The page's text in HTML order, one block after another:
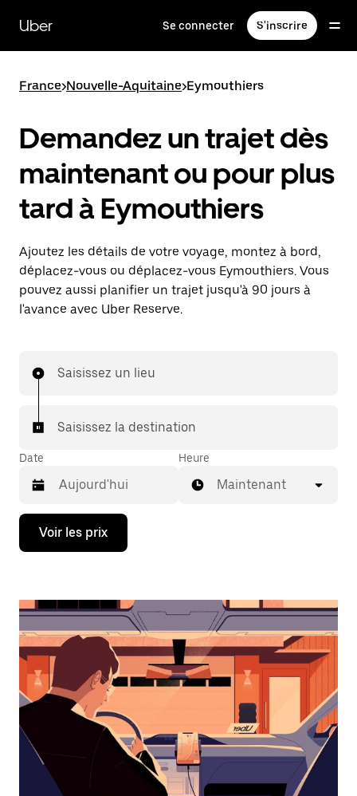
contenu
principal
Uber Se connecter S'inscrire
France>Nouvelle-Aquitaine>Eymouthiers
Demandez un trajet dès
maintenant ou pour plus
tard à Eymouthiers
Ajoutez les détails de votre voyage, montez à bord,
déplacez-vous ou déplacez-vous Eymouthiers. Vous
pouvez aussi planifier un trajet jusqu'à 90 jours à
l'avance avec Uber Reserve.
Saisissez un lieu
Saisissez la destination
Date
Appuyez
la
bas
ouvrir
le
calendrier
sélectionner
une
date.
Appuyez
sur
touche
Heure
Maintenant
Voir les prix